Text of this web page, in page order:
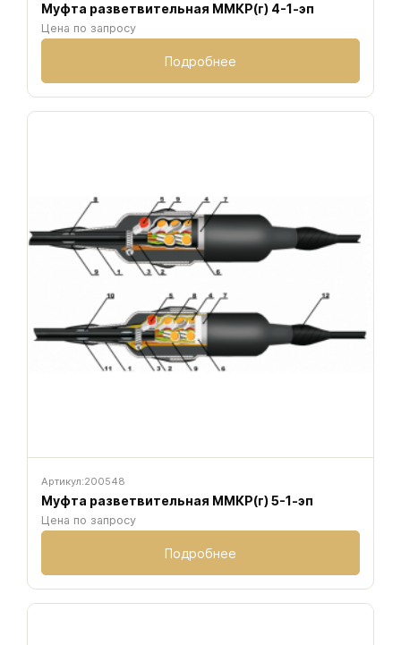
Муфта разветвительная ММКР(г) 4-1-эп
Цена по запросу
Подробнее
Артикул:200548
Муфта разветвительная ММКР(г) 5-1-эп
Цена по запросу
Подробнее